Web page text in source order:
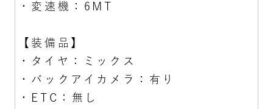
・変速機：6MT
【装備品】
・タイヤ：ミックス
・バックアイカメラ：有り
・ETC：無し